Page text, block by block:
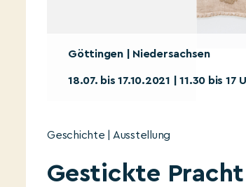
Göttingen | Niedersachsen
18.07. bis 17.10.2021 | 11.30 bis 17
Geschichte | Ausstellung
Gestickte